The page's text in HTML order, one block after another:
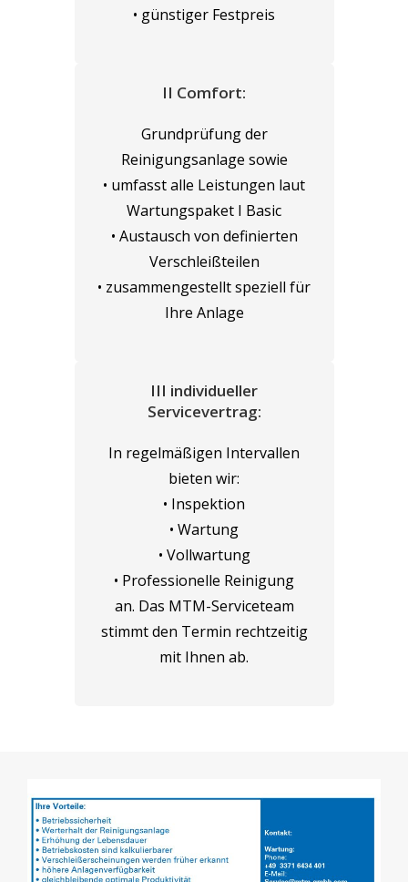
• günstiger Festpreis
II Comfort:
Grundprüfung der
Reinigungsanlage sowie
• umfasst alle Leistungen laut
Wartungspaket I Basic
• Austausch von definierten
Verschleißteilen
• zusammengestellt speziell für
Ihre Anlage
III individueller
Servicevertrag:
In regelmäßigen Intervallen
bieten wir:
• Inspektion
• Wartung
• Vollwartung
• Professionelle Reinigung
an. Das MTM-Serviceteam
stimmt den Termin rechtzeitig
mit Ihnen ab.